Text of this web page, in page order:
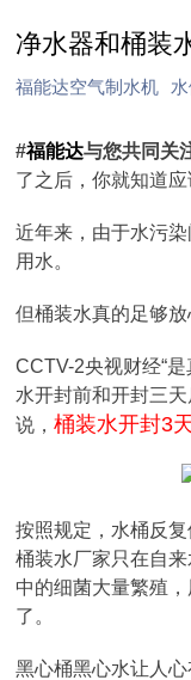
净水器和桶装
福能达空气制水机
#福能达与您共同关
了之后，你就知道应
近年来，由于水污
用水。
但桶装水真的足够
CCTV-2央视财经“
水开封前和开封三
说，桶装水开封3
按照规定，水桶反
桶装水厂家只在自
中的细菌大量繁殖
了。
黑心桶黑心水让人